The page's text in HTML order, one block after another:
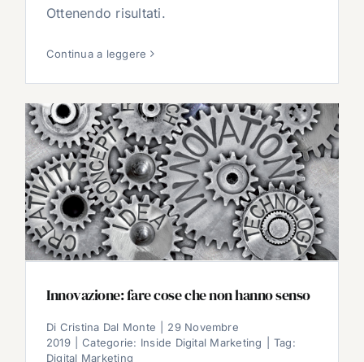
Ottenendo risultati.
Continua a leggere
Innovazione: fare cose che non hanno senso
Di Cristina Dal Monte
29 Novembre
2019
Categorie: Inside Digital Marketing
Tag:
Digital Marketing